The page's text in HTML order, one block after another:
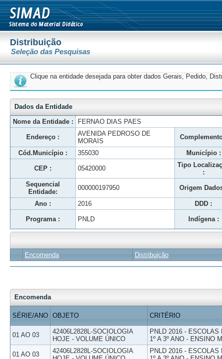
Distribuição
Seleção das Pesquisas
Clique na entidade desejada para obter dados Gerais, Pedido,
Dados da Entidade
Nome da Entidade :
FERNAO DIAS PAES
Endereço :
AVENIDA PEDROSO DE
MORAIS
Cód.Município : 355030 Município :
CEP : 05420000
Tipo
:
Sequencial
Entidade:
000000197950 Origem
Ano : 2016 DDD :
Programa : PNLD Indígena :
Encomenda Distribuição
Encomenda
SÉRIE/ANO OBJETO CRITÉRIO
01 AO 03
42406L2828L-SOCIOLOGIA
HOJE - VOLUME ÚNICO
PNLD 2016 -
1º A 3º ANO - ENSINO
01 AO 03
42406L2828L-SOCIOLOGIA
PNLD 2016 -